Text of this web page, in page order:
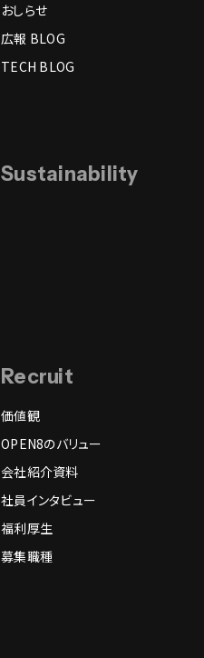
おしらせ
広報 BLOG
TECH BLOG
Recruit
価値観
OPEN8のバリュー
会社紹介資料
社員インタビュー
福利厚生
募集職種
Sustainability